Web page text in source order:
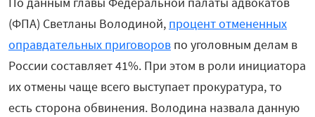
(ФПА) Светланы Володиной, процент отмененных
оправдательных приговоров по уголовным делам в
России составляет 41%. При этом в роли инициатора
их отмены чаще всего выступает прокуратура, то
есть сторона обвинения. Володина назвала данную